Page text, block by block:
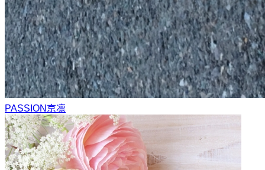
PASSION 京凛